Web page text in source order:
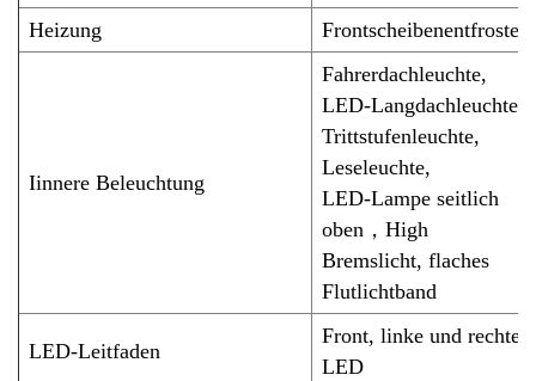
Heizung
Frontscheibenentfroster
Iinnere Beleuchtung
Fahrerdachleuchte,
LED-Langdachleuchte,
Trittstufenleuchte,
Leseleuchte,
LED-Lampe seitlich
oben ， High
Bremslicht, flaches
Flutlichtband
LED-Leitfaden
Front, linke und rechte
LED